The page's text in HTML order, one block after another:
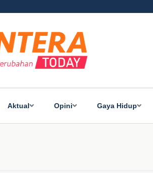
Aktual Opini Gaya Hidup